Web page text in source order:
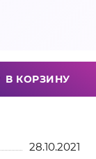
В КОРЗИНУ
28.10.2021